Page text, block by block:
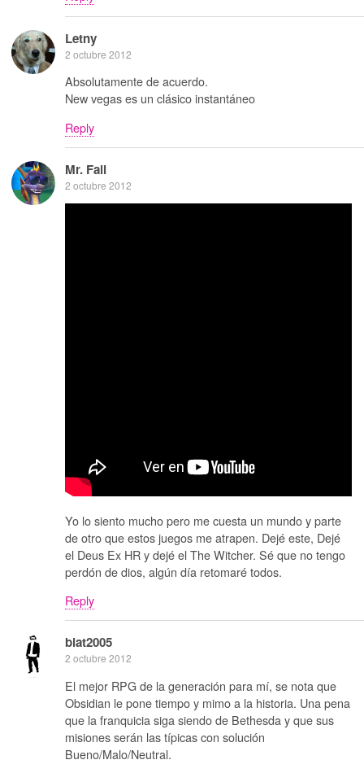
Letny
2 octubre 2012
Absolutamente de acuerdo.
New vegas es un clásico instantáneo
Reply
Mr. Fail
2 octubre 2012
Yo lo siento mucho pero me cuesta un mundo y parte
de otro que estos juegos me atrapen. Dejé este, Dejé
el Deus Ex HR y dejé el The Witcher. Sé que no tengo
perdón de dios, algún día retomaré todos.
Reply
blat2005
2 octubre 2012
El mejor RPG de la generación para mí, se nota que
Obsidian le pone tiempo y mimo a la historia. Una pena
que la franquicia siga siendo de Bethesda y que sus
misiones serán las típicas con solución
Bueno/Malo/Neutral.